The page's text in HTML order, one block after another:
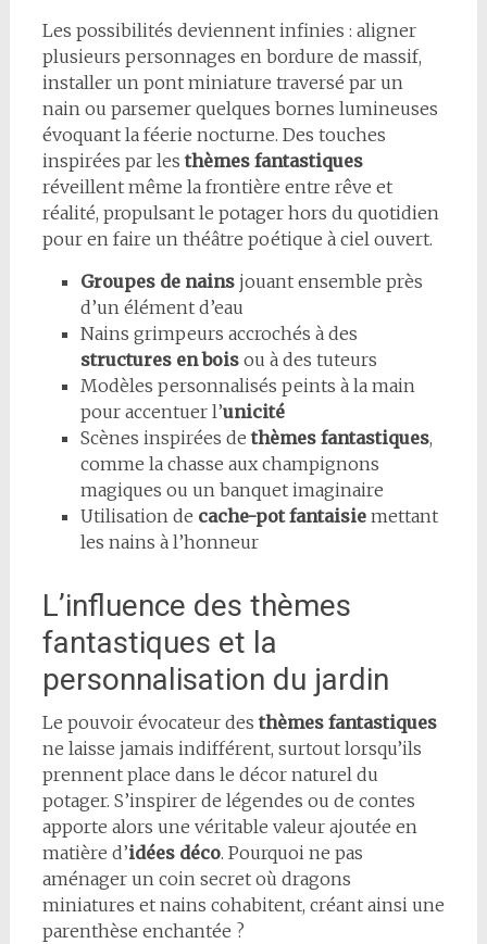
Les possibilités deviennent infinies : aligner
plusieurs personnages en bordure de massif,
installer un pont miniature traversé par un
nain ou parsemer quelques bornes lumineuses
évoquant la féerie nocturne. Des touches
inspirées par lesthèmes fantastiques
réveillent même la frontière entre rêve et
réalité, propulsant le potager hors du quotidien
pour en faire un théâtre poétique à ciel ouvert.
Groupes de nainsjouant ensemble près
d’un élément d’eau
Nains grimpeurs accrochés à des
structures en boisou à des tuteurs
Modèles personnalisés peints à la main
pour accentuer l’unicité
Scènes inspirées dethèmes fantastiques,
comme la chasse aux champignons
magiques ou un banquet imaginaire
Utilisation de cache-pot fantaisiemettant
les nains à l’honneur
L’influence des thèmes
fantastiques et la
personnalisation du jardin
Le pouvoir évocateur desthèmes fantastiques
ne laisse jamais indifférent, surtout lorsqu’ils
prennent place dans le décor naturel du
potager. S’inspirer de légendes ou de contes
apporte alors une véritable valeur ajoutée en
matière d’idées déco. Pourquoi ne pas
aménager un coin secret où dragons
miniatures et nains cohabitent, créant ainsi une
parenthèse enchantée ?